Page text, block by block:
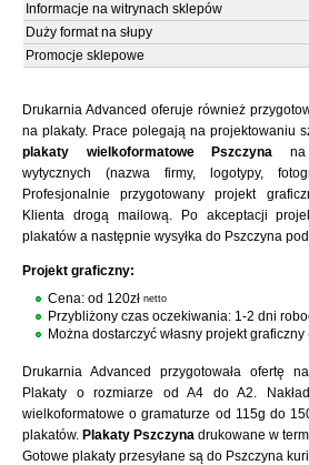
Informacje na witrynach sklepów
Duży format na słupy
Promocje sklepowe
Drukarnia Advanced oferuje również
na plakaty. Prace polegają na projektowaniu
plakaty wielkoformatowe Pszczyna na
wytycznych (nazwa firmy, logotypy,
Profesjonalnie przygotowany projekt
Klienta drogą mailową. Po akceptacji
plakatów a następnie wysyłka do Pszczyna
Projekt graficzny:
Cena: od 120zł netto
Przybliżony czas oczekiwania: 1-2 dni
Można dostarczyć własny projekt
Drukarnia Advanced przygotowała ofertę na
Plakaty o rozmiarze od A4 do A2.
wielkoformatowe o gramaturze od 115g do
plakatów. Plakaty Pszczyna drukowane w
Gotowe plakaty przesyłane są do Pszczyna